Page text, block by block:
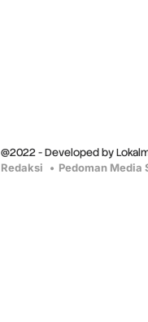
@2022 - Developed by
Redaksi Pedoman Media